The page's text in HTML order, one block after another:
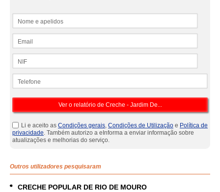
Li e aceito as Condições gerais, Condições de Utilização e Política de
privacidade. Também autorizo a eInforma a enviar informação sobre
atualizações e melhorias do serviço.
Outros utilizadores pesquisaram
CRECHE POPULAR DE RIO DE MOURO